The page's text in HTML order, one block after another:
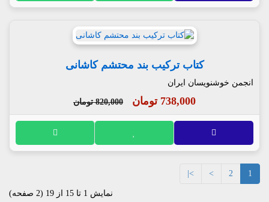
کتاب ترکیب بند محتشم کاشانی
انجمن خوشنویسان ایران
738,000 تومان 820,000 تومان
1
2
>
>|
نمایش 1 تا 15 از 19 (2 صفحه)